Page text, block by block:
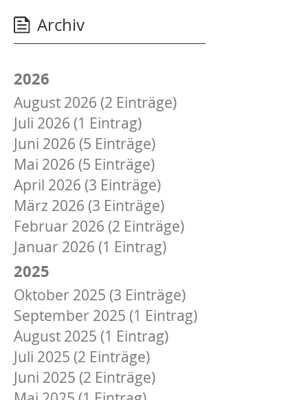
Archiv
2026
August 2026 (2 Einträge)
Juli 2026 (1 Eintrag)
Juni 2026 (5 Einträge)
Mai 2026 (5 Einträge)
April 2026 (3 Einträge)
März 2026 (3 Einträge)
Februar 2026 (2 Einträge)
Januar 2026 (1 Eintrag)
2025
Oktober 2025 (3 Einträge)
September 2025 (1 Eintrag)
August 2025 (1 Eintrag)
Juli 2025 (2 Einträge)
Juni 2025 (2 Einträge)